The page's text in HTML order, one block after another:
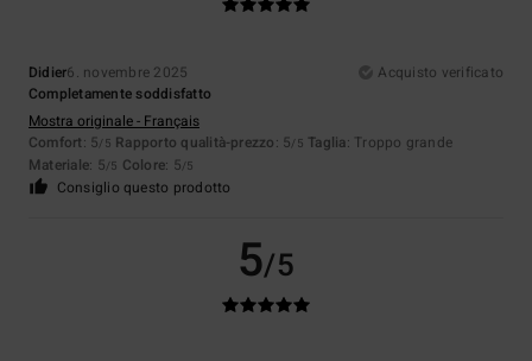
Didier6. novembre 2025
Acquisto verificato
Completamente soddisfatto
Mostra originale - Français
Comfort: 5/5 Rapporto qualità-prezzo: 5/5 Taglia: Troppo grande
Materiale: 5/5 Colore: 5/5
Consiglio questo prodotto
5/5